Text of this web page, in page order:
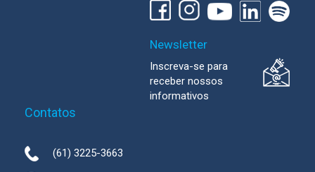
Newsletter
Inscreva-se para
receber nossos
informativos
Contatos
(61) 3225-3663